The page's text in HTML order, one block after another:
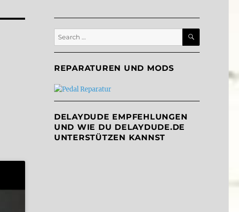
Search
for:
SEARCH
REPARATUREN UND MODS
DELAYDUDE EMPFEHLUNGEN
UND WIE DU DELAYDUDE.DE
UNTERSTÜTZEN KANNST